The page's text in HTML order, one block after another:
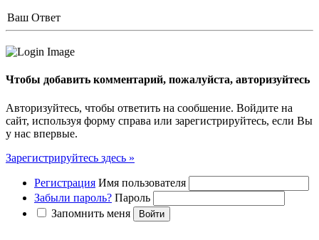
Ваш Ответ
Чтобы добавить комментарий, пожалуйста, авторизуйтесь
Авторизуйтесь, чтобы ответить на сообшение. Войдите на
сайт, используя форму справа или зарегистрируйтесь, если Вы
у нас впервые.
Зарегистрируйтесь здесь »
Регистрация Имя пользователя
Забыли пароль? Пароль
Запомнить меня